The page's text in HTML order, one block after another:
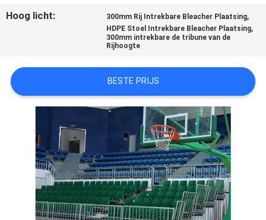
VERZOEK
SITEMAP
PRIVACY
POLICY
Hoog licht: 300mm Rij Intrekbare Bleacher Plaatsing,
HDPE Stoel Intrekbare Bleacher Plaatsing,
300mm intrekbare de tribune van de
Rijhoogte
BESTE PRIJS